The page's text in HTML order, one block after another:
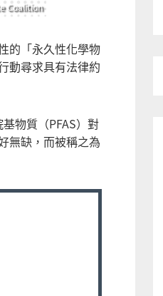
Coalition
的「永久性化學物
動尋求具有法律約
物質（PFAS）對
無缺，而被稱之為